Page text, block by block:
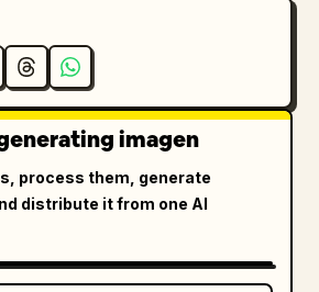
imagen
process them, generate
distribute it from one AI